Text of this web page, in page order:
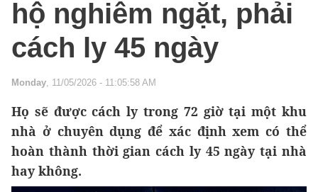
hộ nghiêm ngặt, phải
cách ly 45 ngày
Monday, 11/05/2026 - 11:05:58 AM
Họ sẽ được cách ly trong 72 giờ tại một khu
nhà ở chuyên dụng để xác định xem có thể
hoàn thành thời gian cách ly 45 ngày tại nhà
hay không.